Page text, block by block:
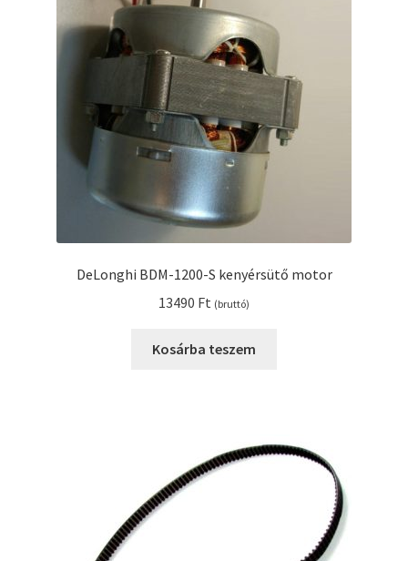
DeLonghi BDM-1200-S kenyérsütő motor
13490 Ft (bruttó)
Kosárba teszem